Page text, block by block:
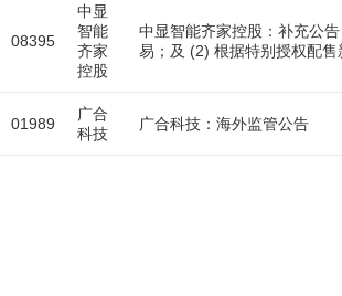
08395
中显
智能
齐家
控股
中显智能齐家控股：补充公
易；及 (2) 根据特别授权配售
01989
广合
科技
广合科技：海外监管公告